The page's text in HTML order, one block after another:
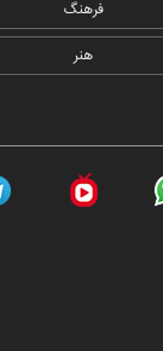
فرهنگ
هنر